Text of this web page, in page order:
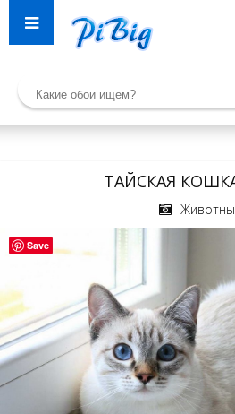
ТАЙСКАЯ
Save